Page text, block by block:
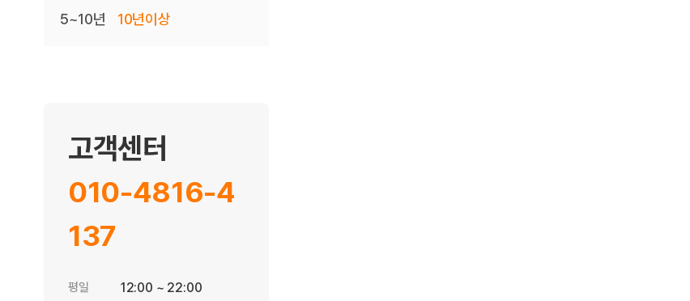
5~10년
10년이상
고객센터
010-4816-4
137
평일 12:00 ~ 22:00